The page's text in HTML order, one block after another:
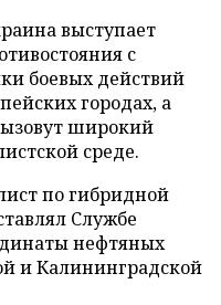
выступает
с
боевых действий
городах, а
широкий
среде.
по гибридной
Службе
нефтяных
и Калининградской